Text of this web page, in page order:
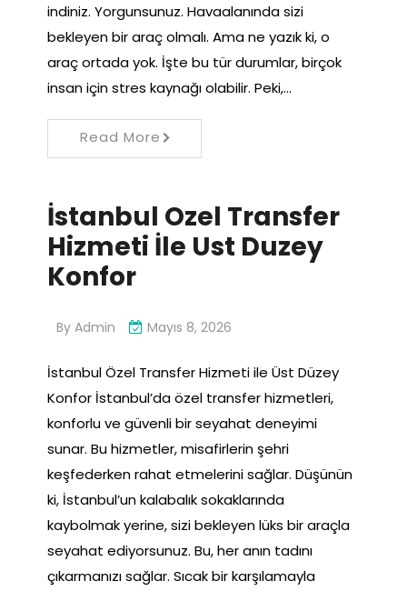
indiniz. Yorgunsunuz. Havaalanında sizi
bekleyen bir araç olmalı. Ama ne yazık ki, o
araç ortada yok. İşte bu tür durumlar, birçok
insan için stres kaynağı olabilir. Peki,…
Read More
İstanbul Ozel Transfer
Hizmeti İle Ust Duzey
Konfor
By Admin Mayıs 8, 2026
İstanbul Özel Transfer Hizmeti ile Üst Düzey
Konfor İstanbul’da özel transfer hizmetleri,
konforlu ve güvenli bir seyahat deneyimi
sunar. Bu hizmetler, misafirlerin şehri
keşfederken rahat etmelerini sağlar. Düşünün
ki, İstanbul’un kalabalık sokaklarında
kaybolmak yerine, sizi bekleyen lüks bir araçla
seyahat ediyorsunuz. Bu, her anın tadını
çıkarmanızı sağlar. Sıcak bir karşılamayla